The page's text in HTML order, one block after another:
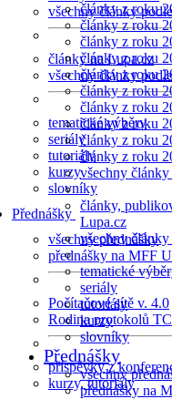
všechny články
články na Lupa.cz
všechny články
tematické výběry
seriály
tutoriály
kurzy
slovníky
Přednášky
všechny přednášky
přednášky na MFF
Počítačové sítě v. 4.0
Rodina protokolů
příspěvky z
kurzy, tutoriály
články z roku
články z roku
články z roku
články z roku
články z roku
články z roku
články z roku
články z roku
články z roku
články z roku
všechny články
články,
Lupa.cz
všechny
tematické
seriály
tutoriály
kurzy
slovníky
Přednášky
všechny
přednášky na